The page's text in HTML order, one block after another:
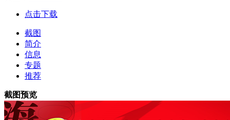
点击下载
截图
简介
信息
专题
推荐
截图预览